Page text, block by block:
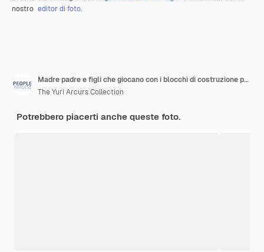
nostro editor di foto.
Madre padre e figli che giocano con i blocchi di costruzione per il gioco sul tappeto di casa supporto o legame uomo donna e figlia per il legame familiare con lo sviluppo in casa istruzione o apprendimento
The Yuri Arcurs Collection
Potrebbero piacerti anche queste foto.